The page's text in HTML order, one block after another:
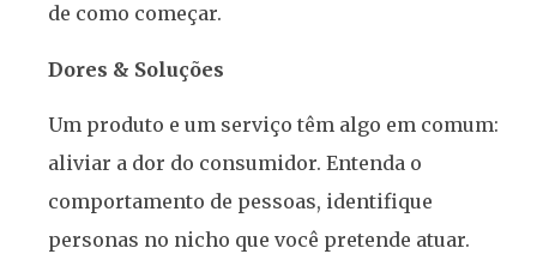
de como começar.
Dores & Soluções
Um produto e um serviço têm algo em comum:
aliviar a dor do consumidor. Entenda o
comportamento de pessoas, identifique
personas no nicho que você pretende atuar.